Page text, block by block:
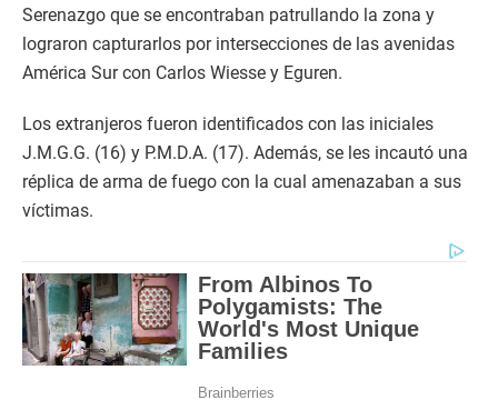
Serenazgo que se encontraban patrullando la zona y
lograron capturarlos por intersecciones de las avenidas
América Sur con Carlos Wiesse y Eguren.
Los extranjeros fueron identificados con las iniciales
J.M.G.G. (16) y P.M.D.A. (17). Además, se les incautó una
réplica de arma de fuego con la cual amenazaban a sus
víctimas.